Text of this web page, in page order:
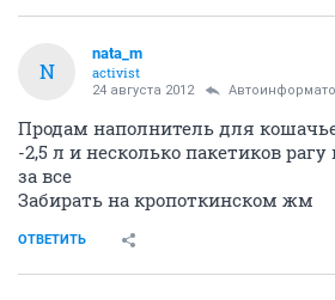
N
nata_m
activist
24 августа 2012
Продам наполнитель для
-2,5 л и несколько пакетиков рагу
за все
Забирать на кропоткинском жм
ОТВЕТИТЬ